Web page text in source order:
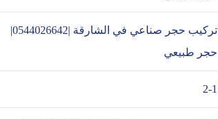
تركيب حجر صناعي في الشارقة |0544026642|
حجر طبيعي
2-1